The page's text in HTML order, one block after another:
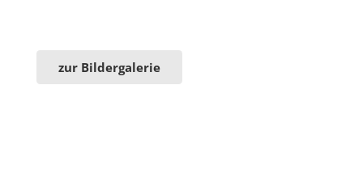
zur Bildergalerie